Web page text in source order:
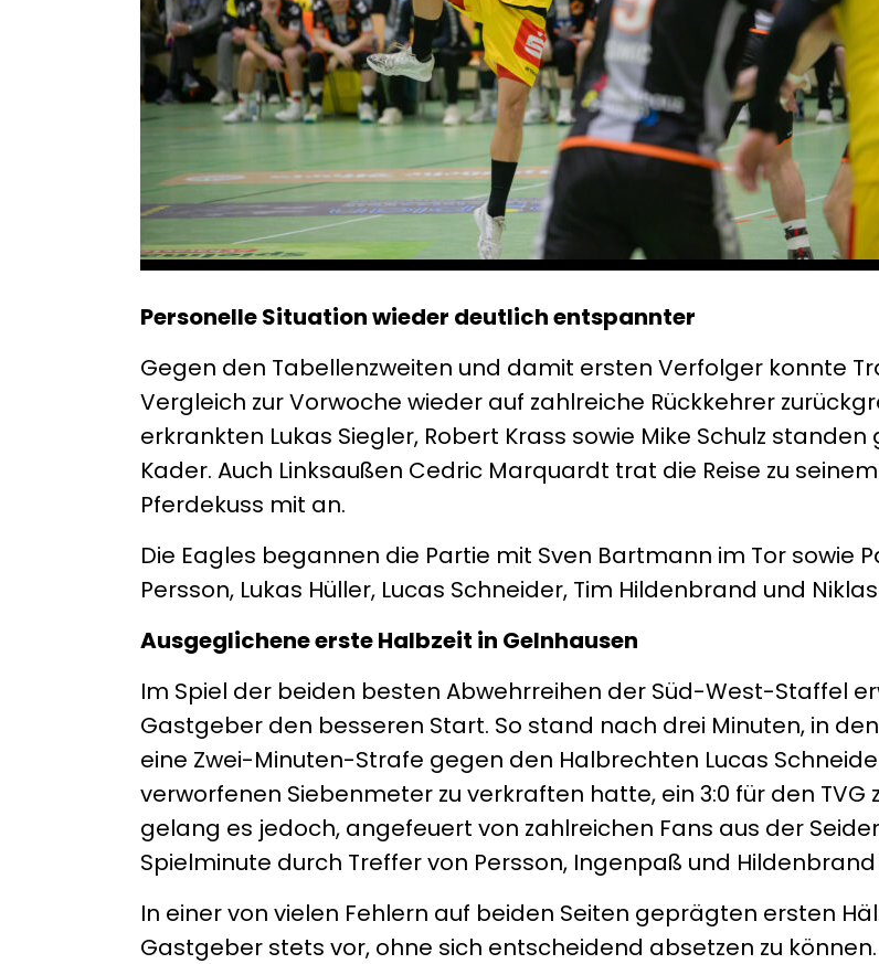
Personelle Situation wieder deutlich entspannter
Gegen den Tabellenzweiten und damit ersten Verfolger konnte
Vergleich zur Vorwoche wieder auf zahlreiche Rückkehrer
erkrankten Lukas Siegler, Robert Krass sowie Mike Schulz
Kader. Auch Linksaußen Cedric Marquardt trat die Reise zu
Pferdekuss mit an.
Die Eagles begannen die Partie mit Sven Bartmann im Tor sowie
Persson, Lukas Hüller, Lucas Schneider, Tim Hildenbrand und
Ausgeglichene erste Halbzeit in Gelnhausen
Im Spiel der beiden besten Abwehrreihen der Süd-West-Staffel
Gastgeber den besseren Start. So stand nach drei Minuten, in
eine Zwei-Minuten-Strafe gegen den Halbrechten Lucas
verworfenen Siebenmeter zu verkraften hatte, ein 3:0 für den TVG
gelang es jedoch, angefeuert von zahlreichen Fans aus der
Spielminute durch Treffer von Persson, Ingenpaß und Hildenbrand
In einer von vielen Fehlern auf beiden Seiten geprägten ersten
Gastgeber stets vor, ohne sich entscheidend absetzen zu können.